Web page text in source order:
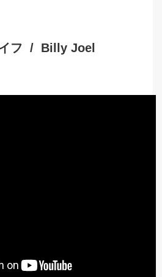
フ / Billy Joel